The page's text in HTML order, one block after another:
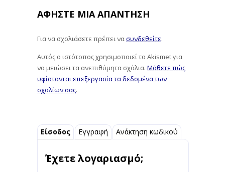
ΑΦΉΣΤΕ ΜΙΑ ΑΠΆΝΤΗΣΗ
Για να σχολιάσετε πρέπει νασυνδεθείτε.
Αυτός ο ιστότοπος χρησιμοποιεί το Akismet για
να μειώσει τα ανεπιθύμητα σχόλια. Μάθετε πώς
υφίστανται επεξεργασία τα δεδομένα των
σχολίων σας.
Είσοδος Εγγραφή Ανάκτηση κωδικού
Έχετε λογαριασμό;